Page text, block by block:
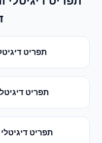
תפריט
תפריט
תפריט